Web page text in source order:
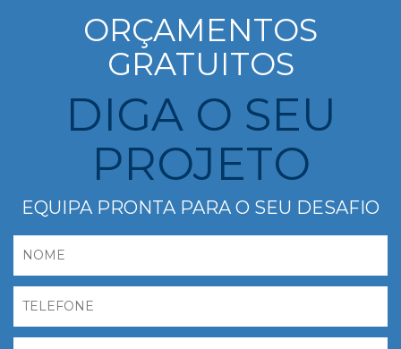
ORÇAMENTOS
GRATUITOS
DIGA O SEU
PROJETO
EQUIPA PRONTA PARA O SEU DESAFIO